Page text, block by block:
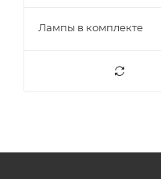
Лампы в комплекте